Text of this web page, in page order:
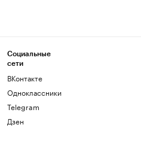
Социальные
сети
ВКонтакте
Одноклассники
Telegram
Дзен